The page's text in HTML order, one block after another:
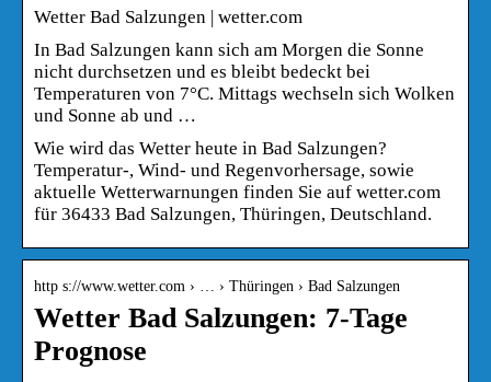
Wetter Bad Salzungen | wetter.com
In Bad Salzungen kann sich am Morgen die Sonne
nicht durchsetzen und es bleibt bedeckt bei
Temperaturen von 7°C. Mittags wechseln sich Wolken
und Sonne ab und …
Wie wird das Wetter heute in Bad Salzungen?
Temperatur-, Wind- und Regenvorhersage, sowie
aktuelle Wetterwarnungen finden Sie auf wetter.com
für 36433 Bad Salzungen, Thüringen, Deutschland.
http s://www.wetter.com › … › Thüringen › Bad Salzungen
Wetter Bad Salzungen: 7-Tage
Prognose